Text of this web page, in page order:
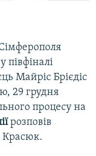
півфіналі
Майріс Брієдіс
29 грудня
процесу на
розповів
Красюк.